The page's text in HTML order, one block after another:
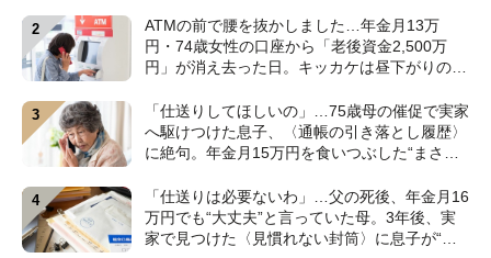
ATMの前で腰を抜かしました…年金月13万
円・74歳女性の口座から「老後資金2,500万
円」が消え去った日。キッカケは昼下がりの
「仕送りしてほしいの」…75歳母の催促で実家
へ駆けつけた息子、〈通帳の引き落とし履歴〉
に絶句。年金月15万円を食いつぶした“まさか
「仕送りは必要ないわ」…父の死後、年金月16
万円でも“大丈夫”と言っていた母。3年後、実
家で見つけた〈見慣れない封筒〉に息子が“思